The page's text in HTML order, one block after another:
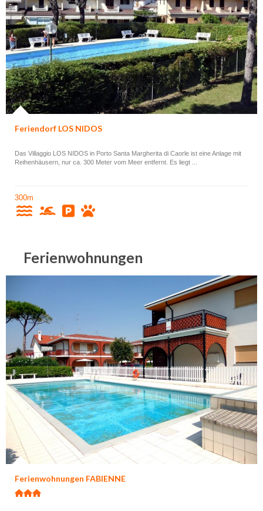
Feriendorf LOS NIDOS
Das Villaggio LOS NIDOS in Porto Santa Margherita di Caorle ist eine Anlage mit
Reihenhäusern, nur ca. 300 Meter vom Meer entfernt. Es liegt ...
300m
Ferienwohnungen
Ferienwohnungen FABIENNE